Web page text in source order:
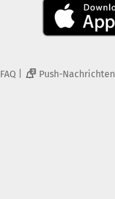
FAQ 2 Push-Nachrichten